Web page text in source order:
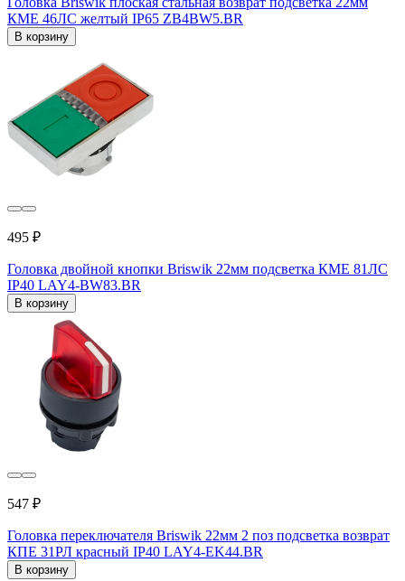
КМЕ 46ЛС желтый IP65 ZB4BW5.BR
В корзину
495 ₽
Головка двойной кнопки Briswik 22мм подсветка КМЕ 81ЛС
IP40 LAY4-BW83.BR
В корзину
547 ₽
Головка переключателя Briswik 22мм 2 поз подсветка возврат
КПЕ 31РЛ красный IP40 LAY4-EK44.BR
В корзину